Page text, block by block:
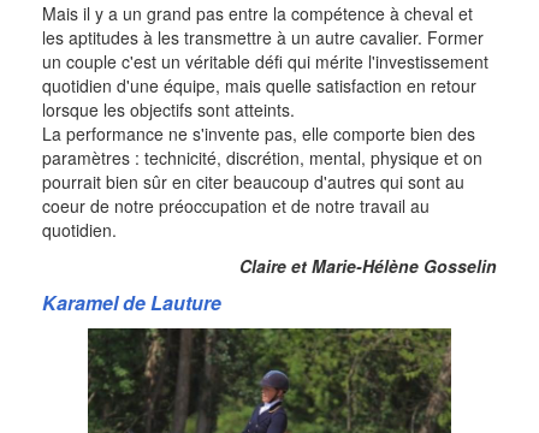
Mais il y a un grand pas entre la compétence à cheval et
les aptitudes à les transmettre à un autre cavalier. Former
un couple c'est un véritable défi qui mérite l'investissement
quotidien d'une équipe, mais quelle satisfaction en retour
lorsque les objectifs sont atteints.
La performance ne s'invente pas, elle comporte bien des
paramètres : technicité, discrétion, mental, physique et on
pourrait bien sûr en citer beaucoup d'autres qui sont au
coeur de notre préoccupation et de notre travail au
quotidien.
Claire et Marie-Hélène Gosselin
Karamel de Lauture